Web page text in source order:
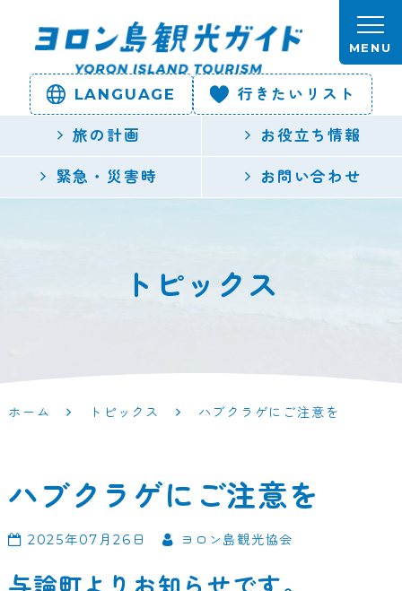
ヨロン島
観光ガイ
ド | 鹿児
端の与論
光サイト
LANGUAGE 行きたいリスト
旅の計画 お役立ち情報
緊急・災害時 お問い合わせ
MENU
トピックス
ホーム トピックス ハブクラゲにご注意を
ハブクラゲにご注意を
2025年07月26日 ヨロン島観光協会